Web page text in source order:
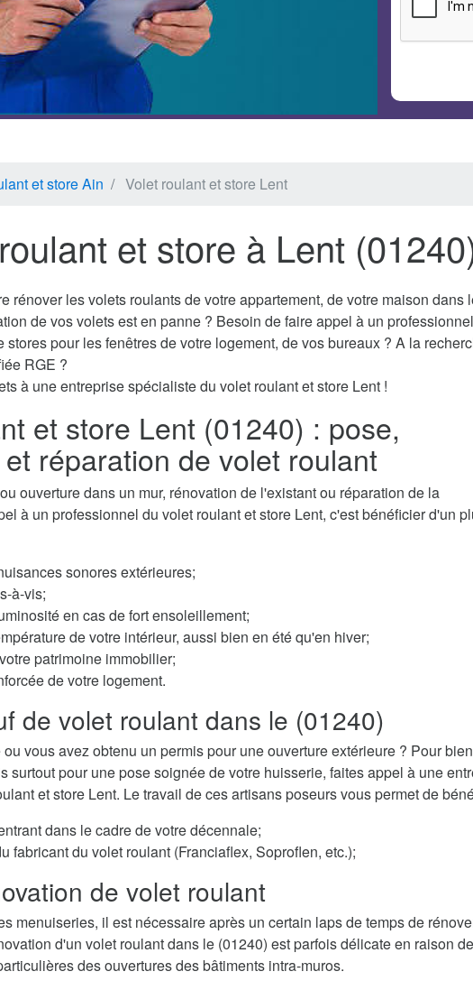
et store Ain Volet roulant et store Lent
et store à Lent
rénover les volets roulants de votre appartement, de votre maison dans
de vos volets est en panne ? Besoin de faire appel à un
stores pour les fenêtres de votre logement, de vos bureaux ? A la
RGE ?
à une entreprise spécialiste du volet roulant et store Lent !
et store Lent (01240) : pose,
réparation de volet roulant
ouverture dans un mur, rénovation de l'existant ou réparation de la
à un professionnel du volet roulant et store Lent, c'est bénéficier d'un
sonores extérieures;
à-vis;
en cas de fort ensoleillement;
de votre intérieur, aussi bien en été qu'en hiver;
patrimoine immobilier;
de votre logement.
de volet roulant dans le (01240)
vous avez obtenu un permis pour une ouverture extérieure ? Pour
surtout pour une pose soignée de votre huisserie, faites appel à une
et store Lent. Le travail de ces artisans poseurs vous permet de
dans le cadre de votre décennale;
fabricant du volet roulant (Franciaflex, Soproflen, etc.);
de volet roulant
menuiseries, il est nécessaire après un certain laps de temps de
d'un volet roulant dans le (01240) est parfois délicate en raison
des ouvertures des bâtiments intra-muros.